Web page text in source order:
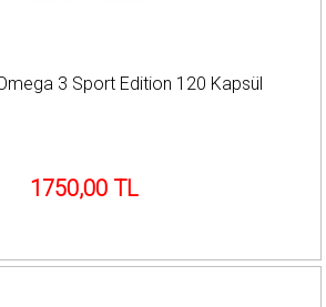
3 Sport Edition 120 Kapsül
1750,00 TL